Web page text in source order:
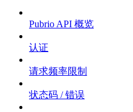
Pubrio API 概览
认证
请求频率限制
状态码 / 错误